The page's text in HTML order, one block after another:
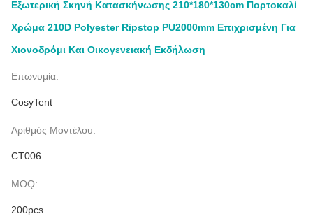
Εξωτερική Σκηνή Κατασκήνωσης 210*180*130cm Πορτοκαλί
Χρώμα 210D Polyester Ripstop PU2000mm Επιχρισμένη Για
Χιονοδρόμι Και Οικογενειακή Εκδήλωση
Επωνυμία:
CosyTent
Αριθμός Μοντέλου:
CT006
MOQ:
200pcs